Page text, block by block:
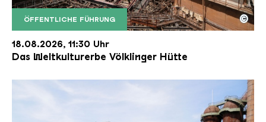
ÖFFENTLICHE FÜHRUNG
Der Erzschrägaufzug der Völklinger Hütte mit
Copyright: Weltkulturerbe Völklinger Hütte | Karl
©
18.08.2026, 11:30 Uhr
Das Weltkulturerbe Völklinger Hütte